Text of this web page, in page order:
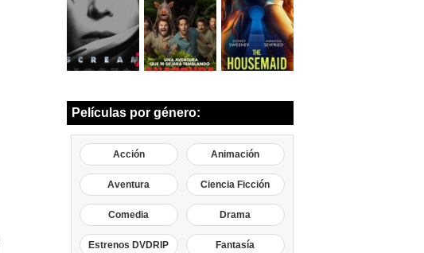
Películas por género:
Acción Animación
Aventura Ciencia Ficción
Comedia Drama
Estrenos DVDRIP Fantasía